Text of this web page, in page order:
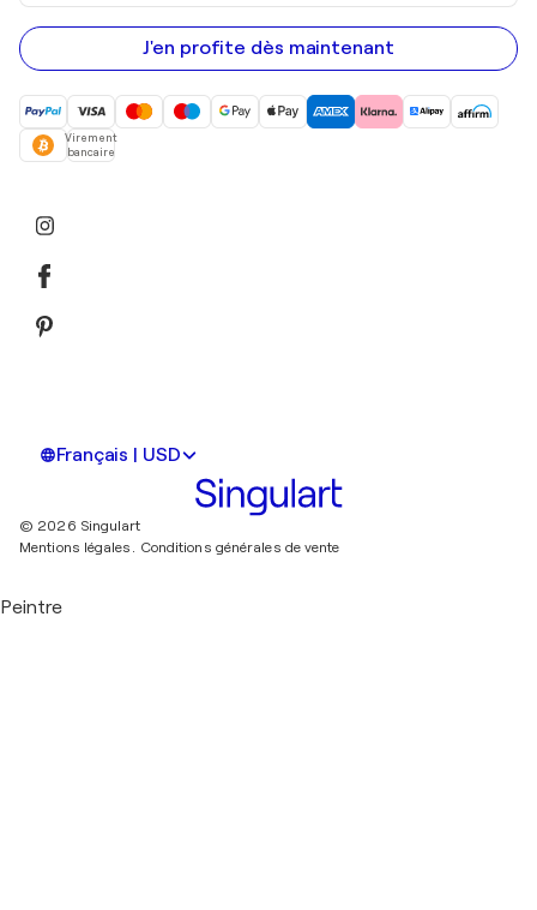
adresse
e-
mail
J'en profite dès maintenant
Virement
bancaire
Français | USD
© 2026 Singulart
Mentions légales. Conditions générales de vente
Peintre